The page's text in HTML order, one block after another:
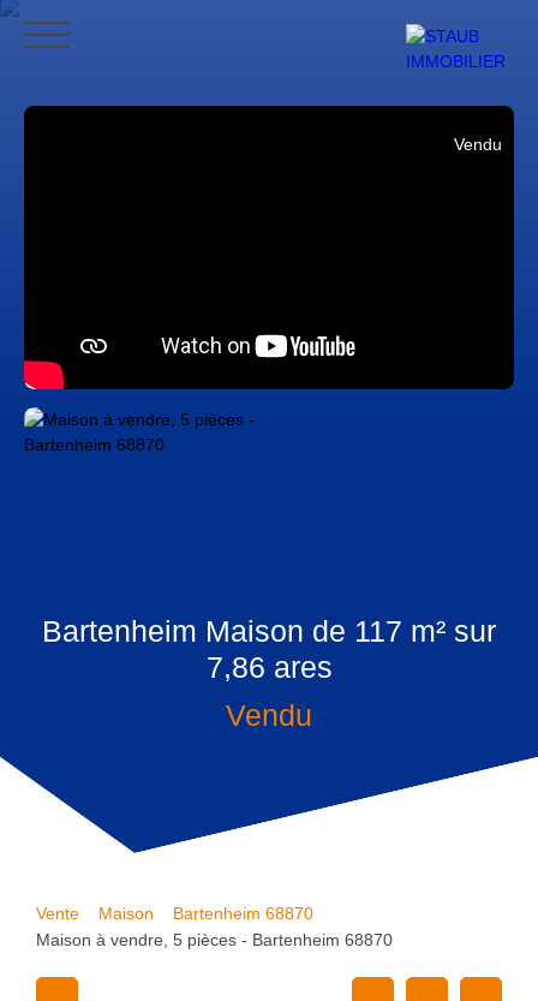
ACCUEIL ACHETER VENDRE NOS AVIS CONTACT
Vendu
Bartenheim Maison de 117 m² sur
7,86 ares
Vendu
Vente Maison
Bartenheim 68870
Maison à vendre, 5 pièces - Bartenheim 68870